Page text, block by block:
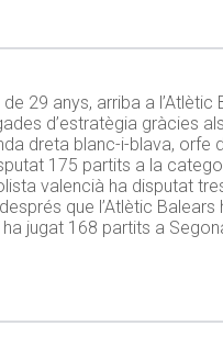
29 anys, arriba a
d’estratègia gràcies
dreta blanc-i-blava,
175 partits a la
valencià ha disputat
que l’Atlètic
jugat 168 partits a